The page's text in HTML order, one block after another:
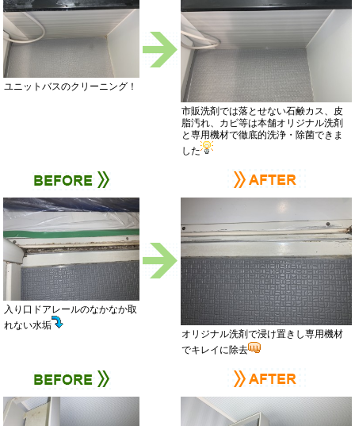
ユニットバスのクリーニング！
市販洗剤では落とせない石鹸カス、皮
脂汚れ、カビ等は本舗オリジナル洗剤
と専用機材で徹底的洗浄・除菌できま
した
入り口ドアレールのなかなか取
れない水垢
オリジナル洗剤で浸け置きし専用機材
でキレイに除去